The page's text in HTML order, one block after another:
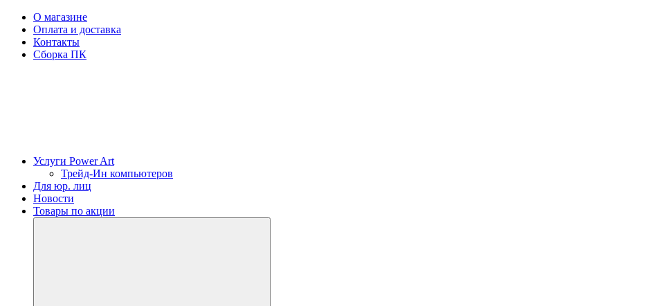
О магазине
Оплата и доставка
Контакты
Сборка ПК
Услуги Power Art
Трейд-Ин компьютеров
Для юр. лиц
Новости
Товары по акции